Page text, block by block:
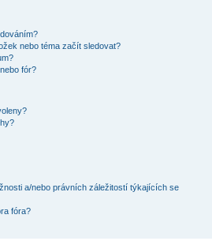
nebo téma začít sledovat?
fór?
a/nebo právních záležitostí týkajících se
fóra?